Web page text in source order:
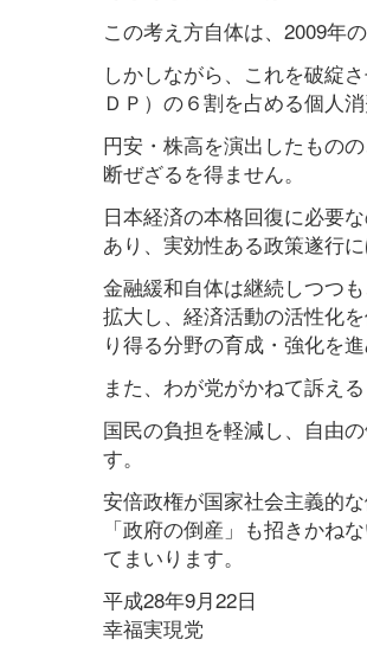
この考え方自体は、2009年
しかしながら、これを破綻
ＤＰ）の６割を占める個人
円安・株高を演出したもの
断ぜざるを得ません。
日本経済の本格回復に必要
あり、実効性ある政策遂行に
金融緩和自体は継続しつつ
拡大し、経済活動の活性化
り得る分野の育成・強化を進
また、わが党がかねて訴え
国民の負担を軽減し、自由
す。
安倍政権が国家社会主義的
「政府の倒産」も招きかね
てまいります。
平成28年9月22日
幸福実現党